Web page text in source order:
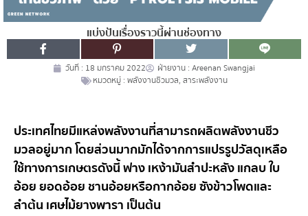
แบ่งปันเรื่องราวนี้ผ่านช่องทาง
วันที่ : 18 มกราคม 2022 ฝ่ายงาน : Areenan Swangjai
หมวดหมู่ : พลังงานชีวมวล, สาระพลังงาน
ประเทศไทยมีแหล่งพลังงานที่สามารถผลิตพลังงานชีว
มวลอยู่มาก โดยส่วนมากมักได้จากการแปรรูปวัสดุเหลือ
ใช้ทางการเกษตร ดังนี้ ฟาง เหง้ามันสำปะหลัง แกลบ ใบ
อ้อย ยอดอ้อย ชานอ้อยหรือกากอ้อย ซังข้าวโพดและ
ลำต้น เศษไม้ยางพารา เป็นต้น